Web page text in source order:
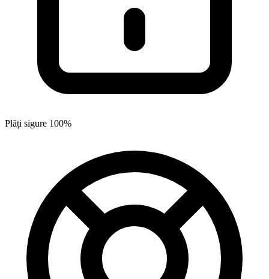
Plăți sigure 100%